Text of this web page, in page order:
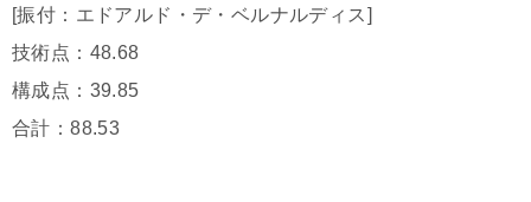
[振付：エドアルド・デ・ベルナルディス]
技術点：48.68
構成点：39.85
合計：88.53